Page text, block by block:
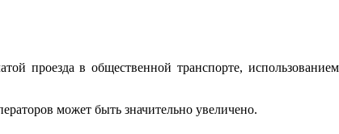
проезда в общественной транспорте, использованием
может быть значительно увеличено.